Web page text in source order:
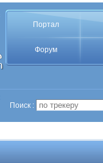
Портал
Форум
Поиск :